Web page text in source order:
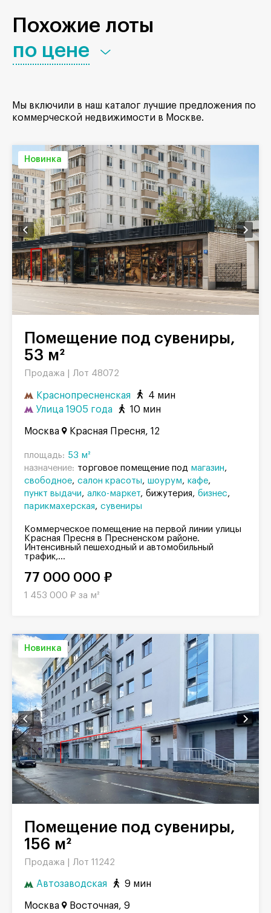
Похожие лоты
по цене
Мы включили в наш каталог лучшие предложения по
коммерческой недвижимости в Москве.
Новинка
Помещение под сувениры,
53 м²
Продажа | Лот 48072
Краснопресненская
4 мин
Улица 1905 года
10 мин
Москва Красная Пресня, 12
площадь: 53 м²
назначение: торговое помещение под магазин
свободное салон красоты шоурум
кафе
пункт выдачи
алко-маркет бижутерия
бизнес
парикмахерская
сувениры
Коммерческое помещение на первой линии улицы
Красная Пресня в Пресненском районе.
Интенсивный пешеходный и автомобильный
трафик,...
77 000 000 ₽
1 453 000 ₽ за м²
Новинка
Помещение под сувениры,
156 м²
Продажа | Лот 11242
Автозаводская 9 мин
Москва Восточная, 9